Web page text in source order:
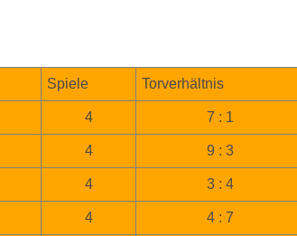
Spiele Torverhältnis
4 7 : 1
4 9 : 3
4 3 : 4
4 4 : 7